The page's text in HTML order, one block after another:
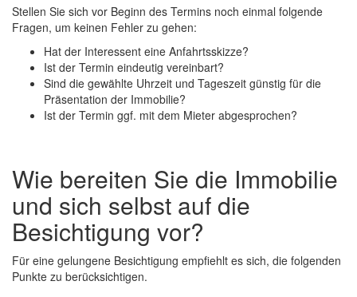
Stellen Sie sich vor Beginn des Termins noch einmal folgende
Fragen, um keinen Fehler zu gehen:
Hat der Interessent eine Anfahrtsskizze?
Ist der Termin eindeutig vereinbart?
Sind die gewählte Uhrzeit und Tageszeit günstig für die
Präsentation der Immobilie?
Ist der Termin ggf. mit dem Mieter abgesprochen?
Wie bereiten Sie die Immobilie
und sich selbst auf die
Besichtigung vor?
Für eine gelungene Besichtigung empfiehlt es sich, die folgenden
Punkte zu berücksichtigen.